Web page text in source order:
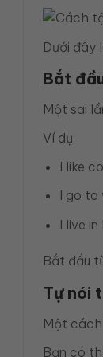
Dưới đây
Bắt
Một sai
Ví dụ:
I like
I go to
I live in
Bắt đầu
Tự nói
Một cách
Bạn có